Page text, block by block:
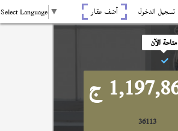
تسجيل الدخول أضف عقار Select Language ▼
متاحة الآن
ج
36113